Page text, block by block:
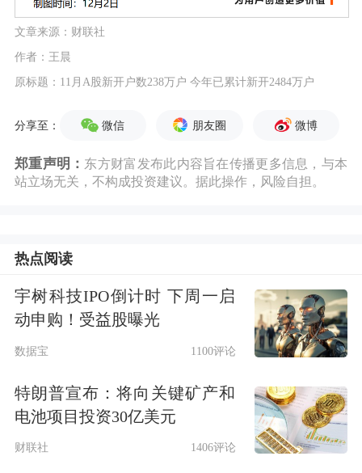
文章来源：财联社
作者：王晨
原标题：11月A股新开户数238万户 今年已累计新开2484万户
分享至： 微信 朋友圈 微博
郑重声明： 东方财富发布此内容旨在传播更多信息，与本
站立场无关，不构成投资建议。据此操作，风险自担。
热点阅读
宇树科技IPO倒计时 下周一启
动申购！受益股曝光
数据宝 1100评论
特朗普宣布：将向关键矿产和
电池项目投资30亿美元
财联社 1406评论